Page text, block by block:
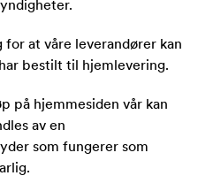
for at våre leverandører kan
bestilt til hjemlevering.
på hjemmesiden vår kan
av en
som fungerer som